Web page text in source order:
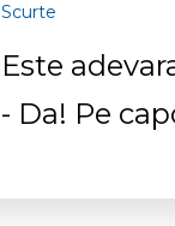
Scurte
Este
- Da! Pe